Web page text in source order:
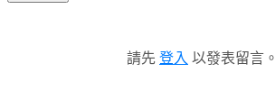
請先 登入 以發表留言。